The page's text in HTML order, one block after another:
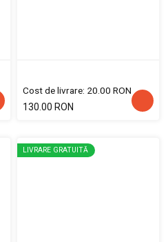
Cost de livrare: 20.00 RON
130.00 RON
LIVRARE GRATUITĂ